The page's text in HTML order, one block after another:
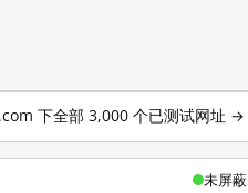
下全部 3,000 个已测试网址 →
未屏蔽